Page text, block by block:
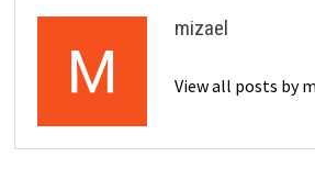
mizael
View all posts by